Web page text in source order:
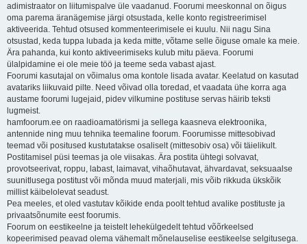
adimistraator on liitumispalve üle vaadanud. Foorumi meeskonnal on õigus
oma parema äranägemise järgi otsustada, kelle konto registreerimisel
aktiveerida. Tehtud otsused kommenteerimisele ei kuulu. Nii nagu Sina
otsustad, keda tuppa lubada ja keda mitte, võtame selle õiguse omale ka meie.
Ära pahanda, kui konto aktiveerimiseks kulub mitu päeva. Foorumi
ülalpidamine ei ole meie töö ja teeme seda vabast ajast.
Foorumi kasutajal on võimalus oma kontole lisada avatar. Keelatud on kasutad
avatariks liikuvaid pilte. Need võivad olla toredad, et vaadata ühe korra aga
austame foorumi lugejaid, pidev vilkumine postituse servas häirib teksti
lugmeist.
hamfoorum.ee on raadioamatörismi ja sellega kaasneva elektroonika,
antennide ning muu tehnika teemaline foorum. Foorumisse mittesobivad
teemad või positused kustutatakse osaliselt (mittesobiv osa) või täielikult.
Postitamisel püsi teemas ja ole viisakas. Ära postita ühtegi solvavat,
provotseerivat, roppu, labast, laimavat, vihaõhutavat, ähvardavat, seksuaalse
suunitlusega postitust või mõnda muud materjali, mis võib rikkuda ükskõik
millist käibelolevat seadust.
Pea meeles, et oled vastutav kõikide enda poolt tehtud avalike postituste ja
privaatsõnumite eest foorumis.
Foorum on eestikeelne ja teistelt lehekülgedelt tehtud võõrkeelsed
kopeerimised peavad olema vähemalt mõnelauselise eestikeelse selgitusega.